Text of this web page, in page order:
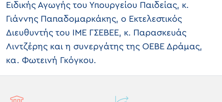
Ειδικής Αγωγής του Υπουργείου Παιδείας, κ.
Γιάννης Παπαδομαρκάκης, ο Εκτελεστικός
Διευθυντής του ΙΜΕ ΓΣΕΒΕΕ, κ. Παρασκευάς
Λιντζέρης και η συνεργάτης της ΟΕΒΕ Δράμας,
κα. Φωτεινή Γκόγκου.